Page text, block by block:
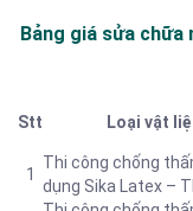
Bảng giá sửa chữa
Stt Loại vật
1
Thi công chống
dụng Sika Latex –